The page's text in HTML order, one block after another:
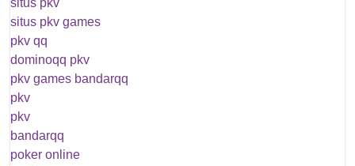
situs pkv
situs pkv games
pkv qq
dominoqq pkv
pkv games bandarqq
pkv
pkv
bandarqq
poker online